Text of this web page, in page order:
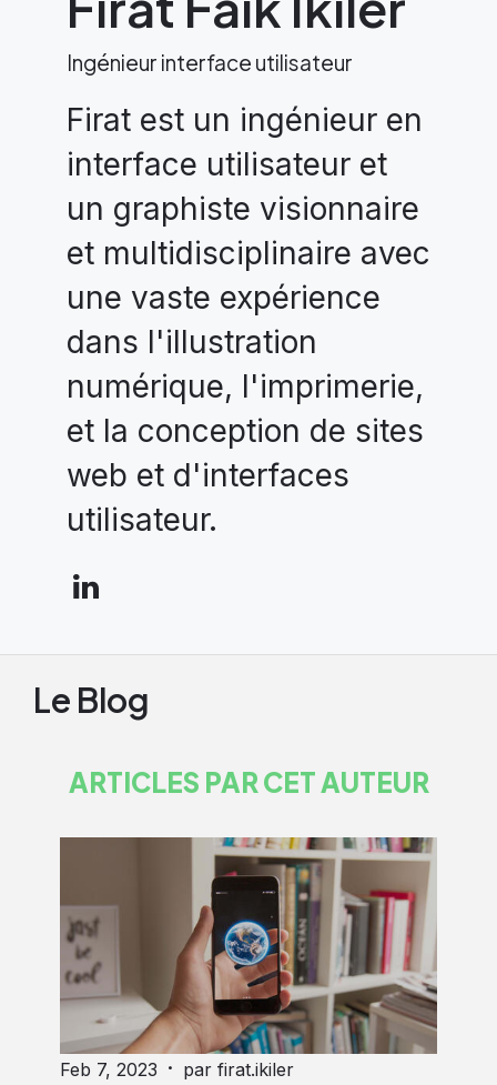
Ingénieur interface utilisateur
Firat est un ingénieur en
interface utilisateur et
un graphiste visionnaire
et multidisciplinaire avec
une vaste expérience
dans l'illustration
numérique, l'imprimerie,
et la conception de sites
web et d'interfaces
utilisateur.
Le Blog
ARTICLES PAR CET AUTEUR
Feb 7, 2023 · par firat.ikiler